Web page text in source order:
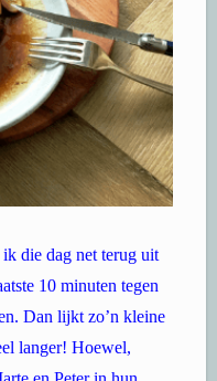
die dag net terug uit
10 minuten tegen
Dan lijkt zo’n kleine
langer! Hoewel,